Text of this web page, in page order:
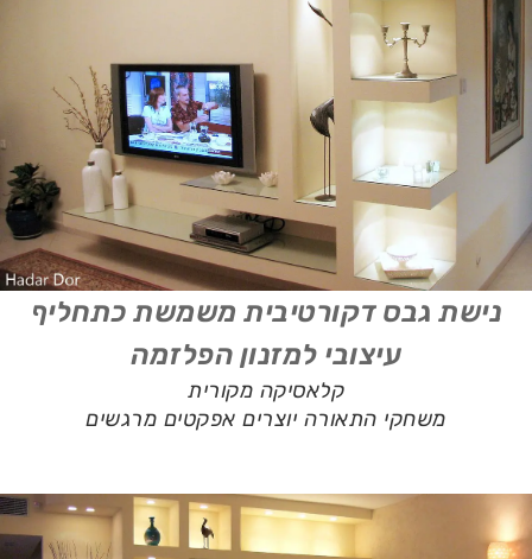
נישת גבס דקורטיבית משמשת כתחליף
עיצובי למזנון הפלזמה
קלאסיקה מקורית
משחקי התאורה יוצרים אפקטים מרגשים